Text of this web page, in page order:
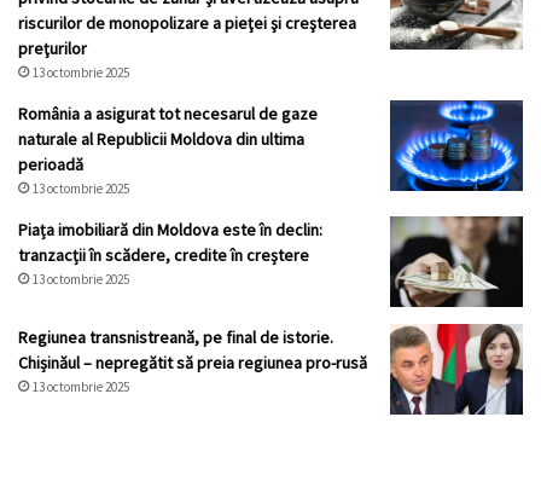
riscurilor de monopolizare a pieţei şi creşterea
preţurilor
13 octombrie 2025
România a asigurat tot necesarul de gaze
naturale al Republicii Moldova din ultima
perioadă
13 octombrie 2025
Piața imobiliară din Moldova este în declin:
tranzacții în scădere, credite în creștere
13 octombrie 2025
Regiunea transnistreană, pe final de istorie.
Chișinăul – nepregătit să preia regiunea pro-rusă
13 octombrie 2025